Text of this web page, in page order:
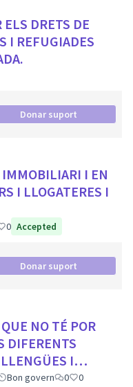
DRETS DE
I REFUGIADES
Donar suport
IMMOBILIARI I EN
I LLOGATERES I
0 Accepted
Donar suport
NO TÉ POR
DIFERENTS
I
Bon govern 0 0